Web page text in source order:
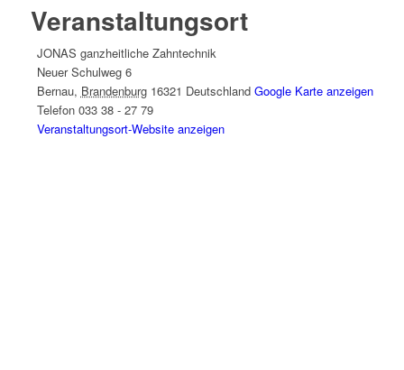
Veranstaltungsort
JONAS ganzheitliche Zahntechnik
Neuer Schulweg 6
Bernau, Brandenburg 16321 Deutschland Google Karte anzeigen
Telefon 033 38 - 27 79
Veranstaltungsort-Website anzeigen